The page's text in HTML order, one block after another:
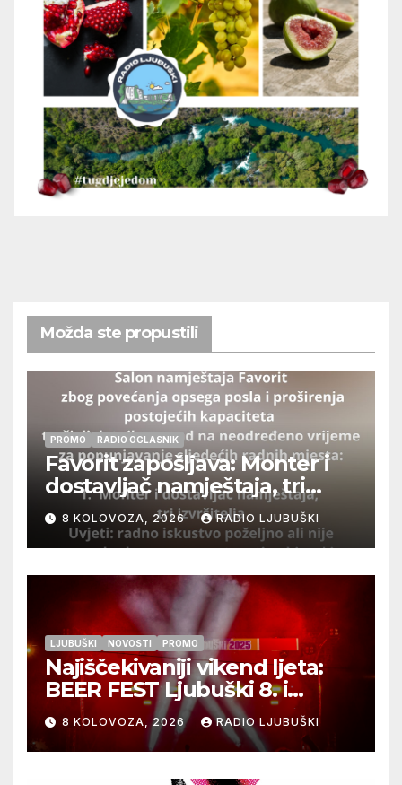
Možda ste propustili
PROMO RADIO OGLASNIK
Favorit zapošljava: Monter i
dostavljač namještaja, tri
izvršitelja
8 KOLOVOZA, 2026 RADIO LJUBUŠKI
LJUBUŠKI NOVOSTI PROMO
Najiščekivaniji vikend ljeta:
BEER FEST Ljubuški 8. i
9.kolovoza
8 KOLOVOZA, 2026 RADIO LJUBUŠKI